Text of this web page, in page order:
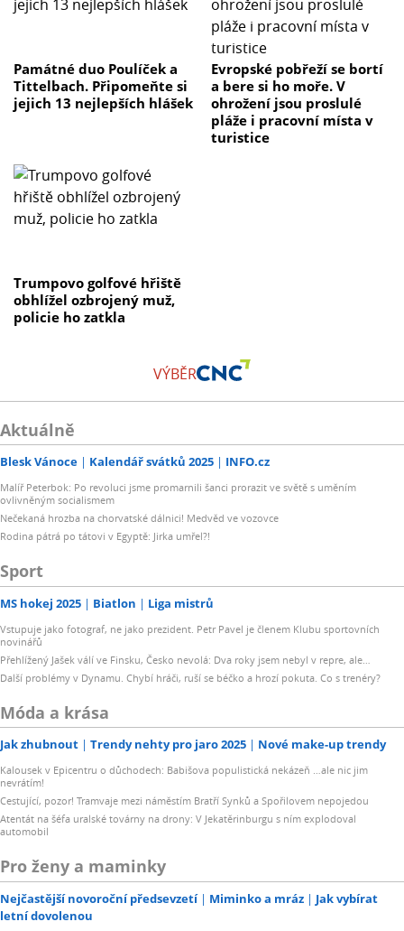
Památné duo Poulíček a
Tittelbach. Připomeňte si
jejich 13 nejlepších hlášek
Evropské pobřeží se bortí
a bere si ho moře. V
ohrožení jsou proslulé
pláže i pracovní místa v
turistice
Trumpovo golfové hřiště
obhlížel ozbrojený muž,
policie ho zatkla
VÝBĚR
Aktuálně
Blesk Vánoce Kalendář svátků 2025 INFO.cz
Malíř Peterbok: Po revoluci jsme promarnili šanci prorazit ve světě s uměním
ovlivněným socialismem
Nečekaná hrozba na chorvatské dálnici! Medvěd ve vozovce
Rodina pátrá po tátovi v Egyptě: Jirka umřel?!
Sport
MS hokej 2025 Biatlon Liga mistrů
Vstupuje jako fotograf, ne jako prezident. Petr Pavel je členem Klubu sportovních
novinářů
Přehlížený Jašek válí ve Finsku, Česko nevolá: Dva roky jsem nebyl v repre, ale…
Další problémy v Dynamu. Chybí hráči, ruší se béčko a hrozí pokuta. Co s trenéry?
Móda a krása
Jak zhubnout Trendy nehty pro jaro 2025 Nové make-up trendy
Kalousek v Epicentru o důchodech: Babišova populistická nekázeň …ale nic jim
nevrátím!
Cestující, pozor! Tramvaje mezi náměstím Bratří Synků a Spořilovem nepojedou
Atentát na šéfa uralské továrny na drony: V Jekatěrinburgu s ním explodoval
automobil
Pro ženy a maminky
Nejčastější novoroční předsevzetí Miminko a mráz
Jak vybírat
letní dovolenou